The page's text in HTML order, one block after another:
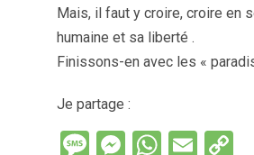
Mais, il faut y croire, croire en
humaine et sa liberté .
Finissons-en avec les «
Je partage :
M M W E